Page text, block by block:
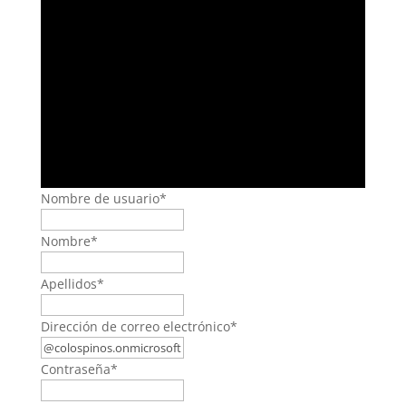
Nombre de usuario*
Nombre*
Apellidos*
Dirección de correo electrónico*
Contraseña*